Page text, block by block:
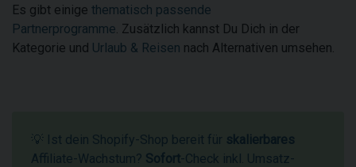
Es gibt einige thematisch passende
Partnerprogramme. Zusätzlich kannst Du Dich in der
Kategorie und Urlaub & Reisen nach Alternativen umsehen.
💡 Ist dein Shopify-Shop bereit für skalierbares
Affiliate-Wachstum? Sofort-Check inkl. Umsatz-